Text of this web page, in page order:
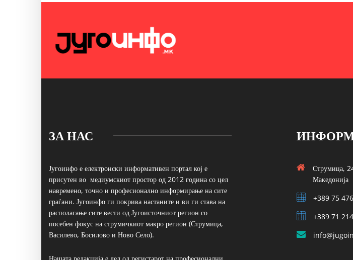
ЗА НАС
Југоинфо е електронски информативен портал кој е
присутен во медиумскиот простор од 2012 година со цел
навремено, точно и професионално информирање на сите
граѓани. Југоинфо ги покрива настаните и ви ги става на
располагање сите вести од Југоисточниот регион со
посебен фокус на струмичкиот макро регион (Струмица,
Василево, Босилово и Ново Село).
Струмица,
Македонија
+389 75
+389 71